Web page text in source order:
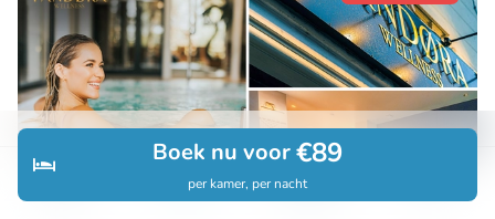
Zoeken Boekingen
Boek nu voor€89
per kamer, per nacht